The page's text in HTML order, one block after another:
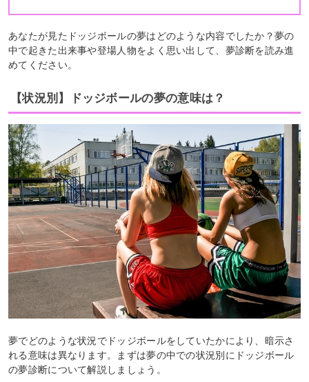
あなたが見たドッジボールの夢はどのような内容でしたか？夢の
中で起きた出来事や登場人物をよく思い出して、夢診断を読み進
めてください。
【状況別】ドッジボールの夢の意味は？
夢でどのような状況でドッジボールをしていたかにより、暗示さ
れる意味は異なります。まずは夢の中での状況別にドッジボール
の夢診断について解説しましょう。